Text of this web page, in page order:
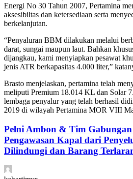
Energi No 30 Tahun 2007, Pertamina
aksesibiltas dan ketersediaan serta
berkelanjutan.
“Penyaluran BBM dilakukan melalui
darat, sungai maupun laut. Bahkan
dijangkau, kami menyiapkan pesawat
jenis ATR berkapasitas 4.000 liter,”
Brasto menjelaskan, pertamina telah
meliputi Premium 18.014 KL dan Solar
lembaga penyalur yang telah berhasil
2019 di wilayah Pertamina MOR VIII
Pelni Ambon & Tim
Pengawasan Kapal dari
Dilindungi dan Barang